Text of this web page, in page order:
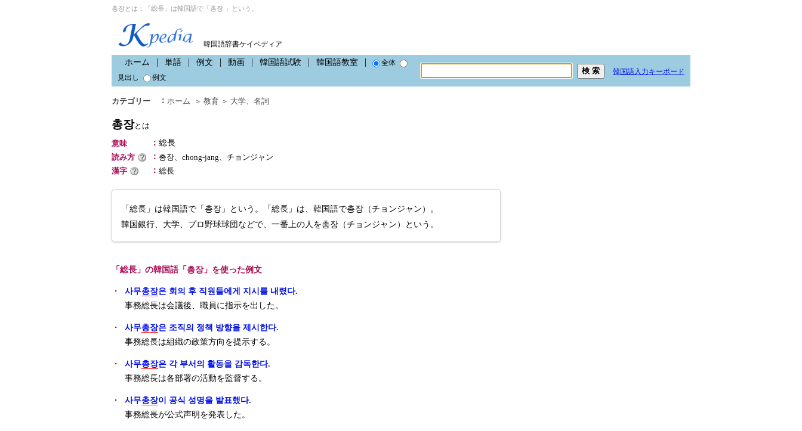
총장とは：「総長」は韓国語で「총장 」という。
韓国語辞書ケイペディア
ホーム 単語 例文 動画 韓国語試験 韓国語教室
全体
見出し
例文
韓国語入力キーボード
カテゴリー ： ホーム ＞ 教育 ＞ 大学、 名詞
총장とは
意味
： 総長
読み方
： 총장、chong-jang、チョンジャン
漢字
： 総長
「総長」は韓国語で「총장」という。「総長」は、韓国語で총장（チョンジャン）。
韓国銀行、大学、プロ野球球団などで、一番上の人を총장（チョンジャン）という。
「総長」の韓国語「총장」を使った例文
・ 사무총장은 회의 후 직원들에게 지시를 내렸다.
事務総長は会議後、職員に指示を出した。
・ 사무총장은 조직의 정책 방향을 제시한다.
事務総長は組織の政策方向を提示する。
・ 사무총장은 각 부서의 활동을 감독한다.
事務総長は各部署の活動を監督する。
・ 사무총장이 공식 성명을 발표했다.
事務総長が公式声明を発表した。